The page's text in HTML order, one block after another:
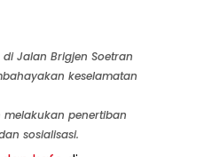
Jalan Brigjen Soetran
keselamatan
melakukan penertiban
sosialisasi.